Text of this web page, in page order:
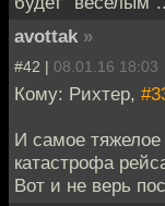
avottak »
#42 | 08.01.16 18:03
Кому: Рихтер,
И самое
катастрофа
Вот и не верь